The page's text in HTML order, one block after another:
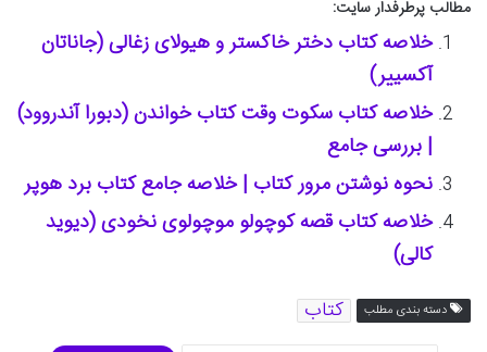
مطالب پرطرفدار سایت:
خلاصه کتاب دختر خاکستر و ھیولای زغالی (جاناتان
آکسییر)
خلاصه کتاب سکوت وقت کتاب خواندن (دبورا آندروود)
| بررسی جامع
نحوه نوشتن مرور کتاب | خلاصه جامع کتاب برد هوپر
خلاصه کتاب قصه کوچولو موچولوی نخودی (دیوید
کالی)
دسته بندی مطلب کتاب